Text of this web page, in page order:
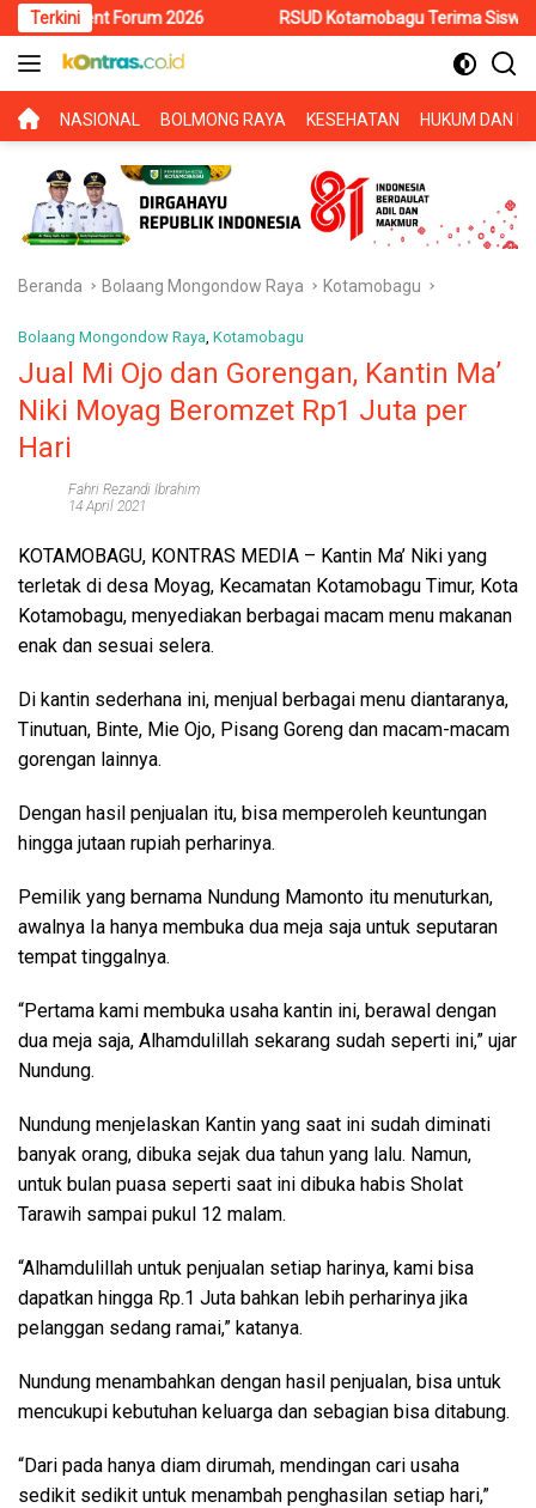
Langsung
ke
konten
Terkini
2026 RSUD Kotamobagu Terima Siswa PKL SMK
BERANDA
NASIONAL BOLMONG RAYA KESEHATAN HUKUM DAN
Beranda Bolaang Mongondow Raya Kotamobagu
Bolaang Mongondow Raya Kotamobagu
Jual Mi Ojo dan Gorengan, Kantin Ma’
Niki Moyag Beromzet Rp1 Juta per
Hari
Fahri Rezandi Ibrahim
14 April 2021
KOTAMOBAGU, KONTRAS MEDIA – Kantin Ma’ Niki yang
terletak di desa Moyag, Kecamatan Kotamobagu Timur, Kota
Kotamobagu, menyediakan berbagai macam menu makanan
enak dan sesuai selera.
Di kantin sederhana ini, menjual berbagai menu diantaranya,
Tinutuan, Binte, Mie Ojo, Pisang Goreng dan macam-macam
gorengan lainnya.
Dengan hasil penjualan itu, bisa memperoleh keuntungan
hingga jutaan rupiah perharinya.
Pemilik yang bernama Nundung Mamonto itu menuturkan,
awalnya Ia hanya membuka dua meja saja untuk seputaran
tempat tinggalnya.
“Pertama kami membuka usaha kantin ini, berawal dengan
dua meja saja, Alhamdulillah sekarang sudah seperti ini,” ujar
Nundung.
Nundung menjelaskan Kantin yang saat ini sudah diminati
banyak orang, dibuka sejak dua tahun yang lalu. Namun,
untuk bulan puasa seperti saat ini dibuka habis Sholat
Tarawih sampai pukul 12 malam.
“Alhamdulillah untuk penjualan setiap harinya, kami bisa
dapatkan hingga Rp.1 Juta bahkan lebih perharinya jika
pelanggan sedang ramai,” katanya.
Nundung menambahkan dengan hasil penjualan, bisa untuk
mencukupi kebutuhan keluarga dan sebagian bisa ditabung.
“Dari pada hanya diam dirumah, mendingan cari usaha
sedikit sedikit untuk menambah penghasilan setiap hari,”